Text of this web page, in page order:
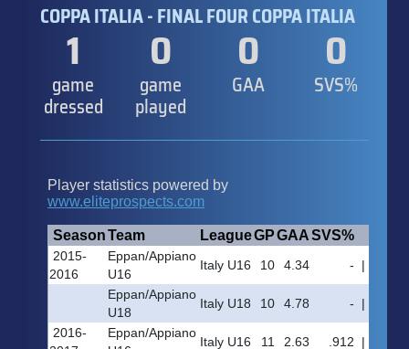
COPPA ITALIA - FINAL FOUR COPPA ITALIA
1
game
dressed
0
game
played
0
GAA
0
SVS%